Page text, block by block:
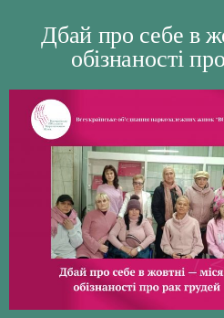
Дбай про себе в
обізнаності